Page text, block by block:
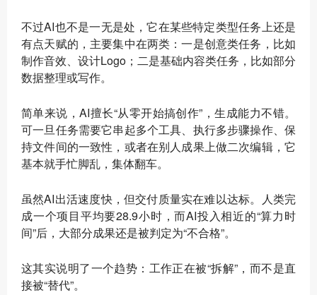
不过AI也不是一无是处，它在某些特定类型任务上还是
有点天赋的，主要集中在两类：一是创意类任务，比如
制作音效、设计Logo；二是基础内容类任务，比如部分
数据整理或写作。
简单来说，AI擅长“从零开始搞创作”，生成能力不错。
可一旦任务需要它串起多个工具、执行多步骤操作、保
持文件间的一致性，或者在别人成果上做二次编辑，它
基本就手忙脚乱，集体翻车。
虽然AI出活速度快，但交付质量实在难以达标。人类完
成一个项目平均要28.9小时，而AI投入相近的“算力时
间”后，大部分成果还是被判定为“不合格”。
这其实说明了一个趋势：工作正在被“拆解”，而不是直
接被“替代”。